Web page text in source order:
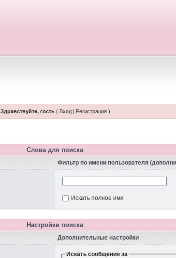
Здравствуйте, гость( Вход| Регистрация)
Слова для поиска
Фильтр по имени пользователя
Искать полное имя
Настройки поиска
Дополнительные настройки
Искать сообщения за